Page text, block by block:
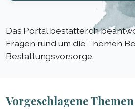
Das Portal bestatter.ch
Fragen rund um die Themen
Bestattungsvorsorge.
Vorgeschlagene Themen